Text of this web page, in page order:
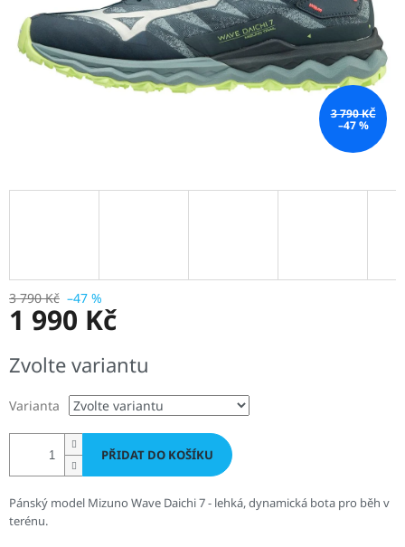
3 790 KČ
–47 %
3 790 Kč –47 %
1 990 Kč
cena:
Zvolte variantu
Varianta
PŘIDAT DO KOŠÍKU
Pánský model Mizuno Wave Daichi 7 - lehká, dynamická bota pro běh v
terénu.